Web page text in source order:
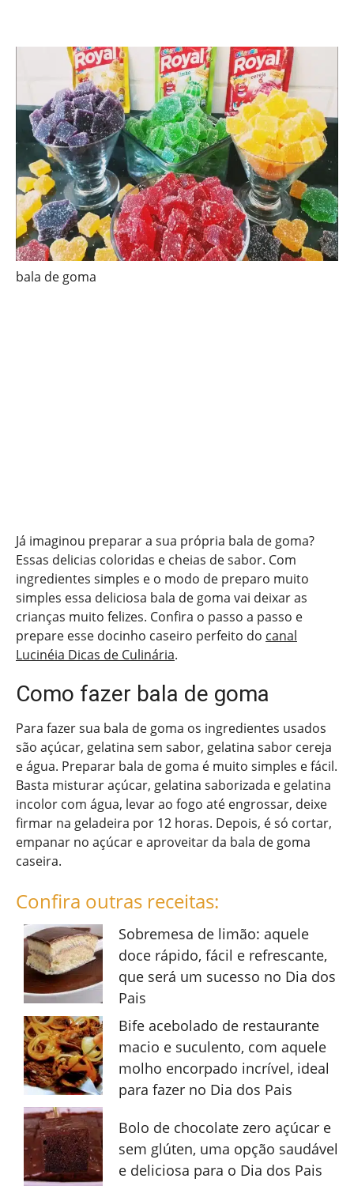
bala de goma
Já imaginou preparar a sua própria bala de goma?
Essas delicias coloridas e cheias de sabor. Com
ingredientes simples e o modo de preparo muito
simples essa deliciosa bala de goma vai deixar as
crianças muito felizes. Confira o passo a passo e
prepare esse docinho caseiro perfeito do canal
Lucinéia Dicas de Culinária.
Como fazer bala de goma
Para fazer sua bala de goma os ingredientes usados
são açúcar, gelatina sem sabor, gelatina sabor cereja
e água. Preparar bala de goma é muito simples e fácil.
Basta misturar açúcar, gelatina saborizada e gelatina
incolor com água, levar ao fogo até engrossar, deixe
firmar na geladeira por 12 horas. Depois, é só cortar,
empanar no açúcar e aproveitar da bala de goma
caseira.
Confira outras receitas:
Sobremesa de limão: aquele
doce rápido, fácil e refrescante,
que será um sucesso no Dia dos
Pais
Bife acebolado de restaurante
macio e suculento, com aquele
molho encorpado incrível, ideal
para fazer no Dia dos Pais
Bolo de chocolate zero açúcar e
sem glúten, uma opção saudável
e deliciosa para o Dia dos Pais